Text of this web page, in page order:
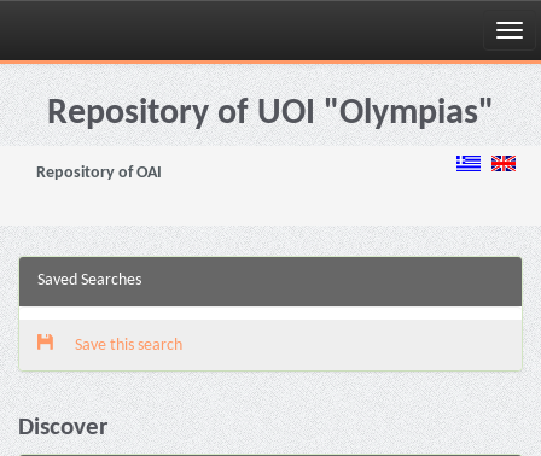
Skip
navigationRepository of UOI "Olympias"
Repository of OAI
Saved Searches
Save this search
Discover